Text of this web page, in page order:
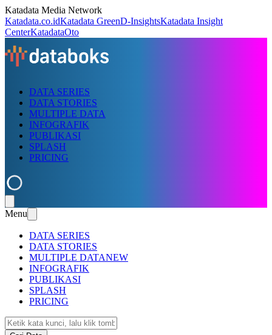
Katadata Media Network
Katadata.co.idKatadata GreenD-InsightsKatadata Insight
CenterKatadataOto
DATA SERIES
DATA STORIES
MULTIPLE DATA
INFOGRAFIK
PUBLIKASI
SPLASH
PRICING
Menu
DATA SERIES
DATA STORIES
MULTIPLE DATANEW
INFOGRAFIK
PUBLIKASI
SPLASH
PRICING